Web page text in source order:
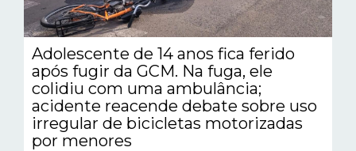
Adolescente de 14 anos fica ferido
após fugir da GCM. Na fuga, ele
colidiu com uma ambulância;
acidente reacende debate sobre uso
irregular de bicicletas motorizadas
por menores